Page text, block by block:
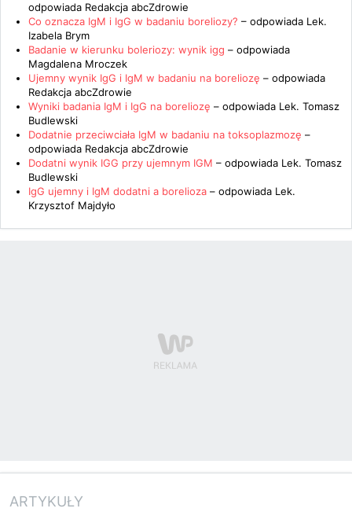
odpowiada Redakcja abcZdrowie
Co oznacza IgM i IgG w badaniu boreliozy? – odpowiada Lek.
Izabela Brym
Badanie w kierunku boleriozy: wynik igg – odpowiada
Magdalena Mroczek
Ujemny wynik IgG i IgM w badaniu na boreliozę – odpowiada
Redakcja abcZdrowie
Wyniki badania IgM i IgG na boreliozę – odpowiada Lek. Tomasz
Budlewski
Dodatnie przeciwciała IgM w badaniu na toksoplazmozę –
odpowiada Redakcja abcZdrowie
Dodatni wynik IGG przy ujemnym IGM – odpowiada Lek. Tomasz
Budlewski
IgG ujemny i IgM dodatni a borelioza – odpowiada Lek.
Krzysztof Majdyło
ARTYKUŁY